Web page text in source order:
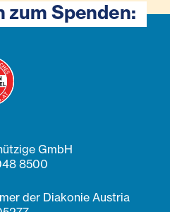
Spenden:
GmbH
8500
der Diakonie Austria